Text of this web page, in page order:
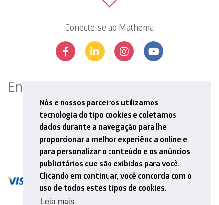
Nós e nossos parceiros utilizamos
tecnologia do tipo cookies e coletamos
dados durante a navegação para lhe
proporcionar a melhor experiência online e
para personalizar o conteúdo e os anúncios
publicitários que são exibidos para você.
Clicando em continuar, você concorda com o
uso de todos estes tipos de cookies.
Leia mais
Conecte-se ao Mathema
Entre em contato
Rua Professor Aprígio Gonzaga, 78, 13º andar
São Judas, São Paulo, SP | 04303-000
Tel: +55 11 5548 6912
E-mail: contato@mathema.com.br